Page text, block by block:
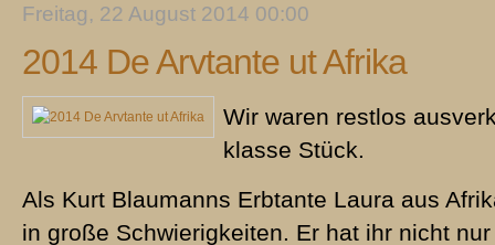
Freitag, 22 August 2014 00:00
2014 De Arvtante ut Afrika
Wir waren restlos
klasse Stück.
Als Kurt Blaumanns Erbtante Laura aus
in große Schwierigkeiten. Er hat ihr nicht